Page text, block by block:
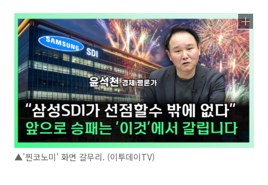
▲'찐코노미' 화면 갈무리. (이투데이TV)